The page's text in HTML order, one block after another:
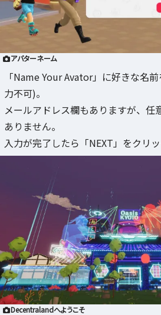
アバターネーム
「Name Your Avator」に好きな名
力不可)。
メールアドレス欄もありますが、任
ありません。
入力が完了したら「NEXT」をクリッ
Decentralandへようこそ